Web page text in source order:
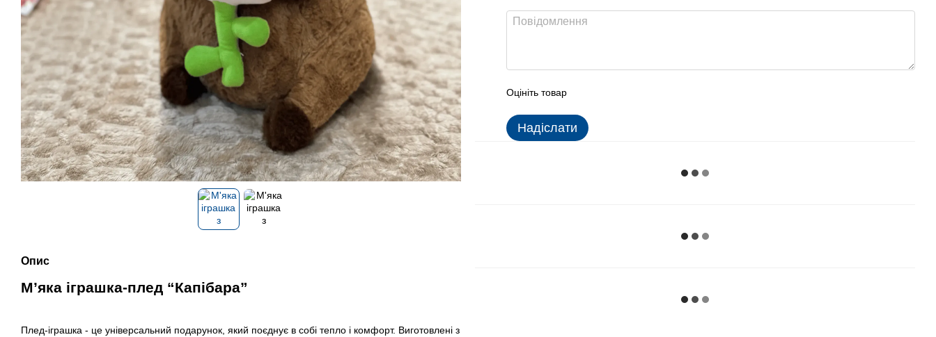
Опис
М’яка іграшка-плед “Капібара”
Плед-іграшка - це універсальний подарунок, який поєднує в собі тепло і комфорт. Виготовлені з
Оцініть товар
Надіслати